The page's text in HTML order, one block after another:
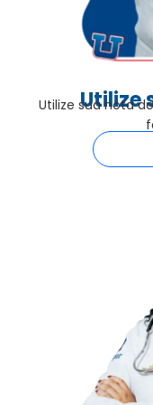
Utilize
Utilize sua nota